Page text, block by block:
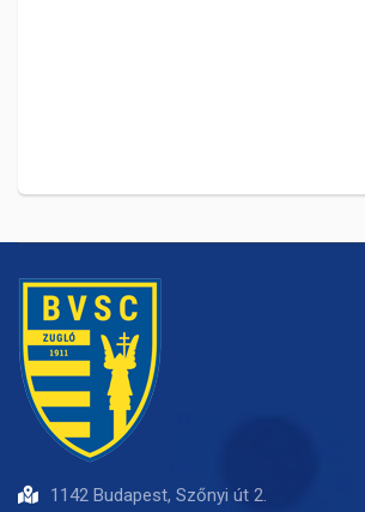
1142 Budapest, Szőnyi út 2.